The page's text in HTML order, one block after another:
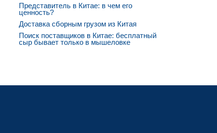
Представитель в Китае: в чем его
ценность?
Доставка сборным грузом из Китая
Поиск поставщиков в Китае: бесплатный
сыр бывает только в мышеловке